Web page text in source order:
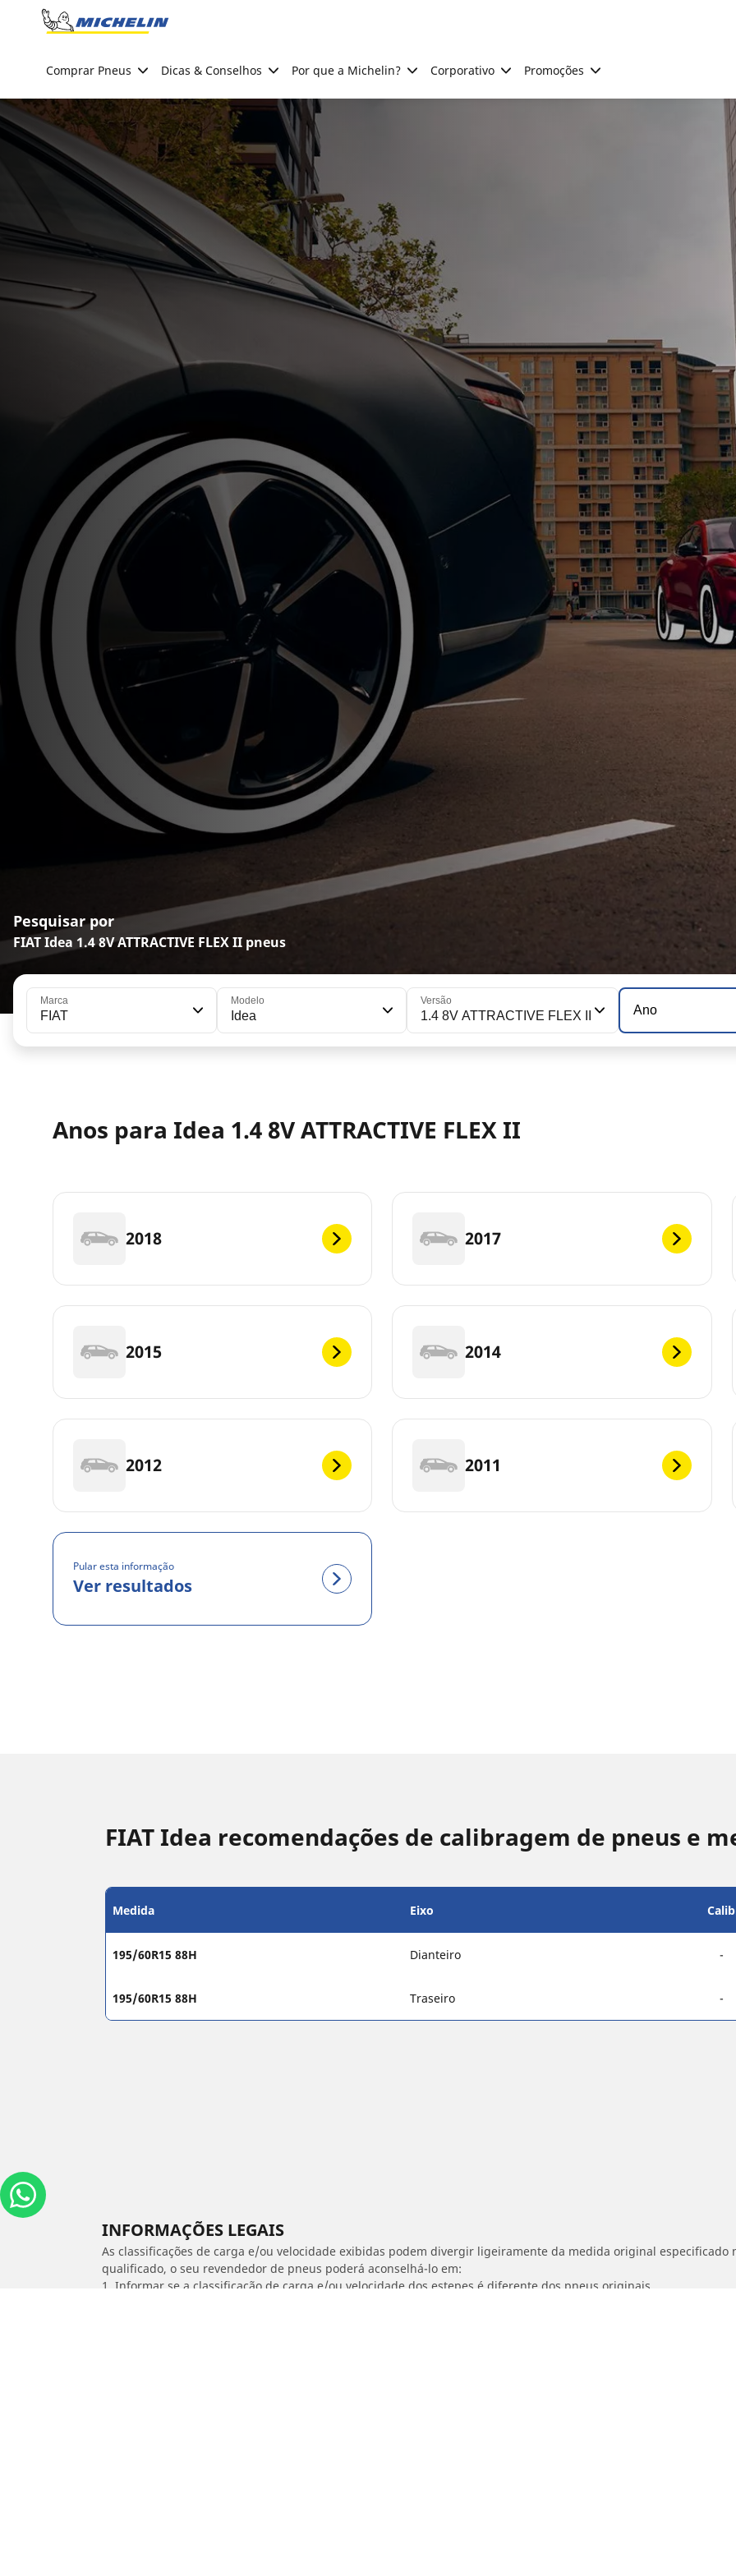
Go to page content
Comprar Pneus Dicas & Conselhos Por que a Michelin? Corporativo Promoções
Pesquisar por
FIAT Idea 1.4 8V ATTRACTIVE FLEX II pneus
Marca
FIAT
Modelo
Idea
Versão
1.4 8V ATTRACTIVE FLEX II Ano
Anos para Idea 1.4 8V ATTRACTIVE FLEX II
2018 2017
2015 2014
2012 2011
Pular esta informação
Ver resultados
FIAT Idea recomendações de calibragem de pneus e
Medida Eixo
195/60R15 88H Dianteiro -
195/60R15 88H Traseiro -
INFORMAÇÕES LEGAIS
As classificações de carga e/ou velocidade exibidas podem divergir ligeiramente da medida original especificado
qualificado, o seu revendedor de pneus poderá aconselhá-lo em:
1. Informar se a classificação de carga e/ou velocidade dos estepes é diferente dos pneus originais.